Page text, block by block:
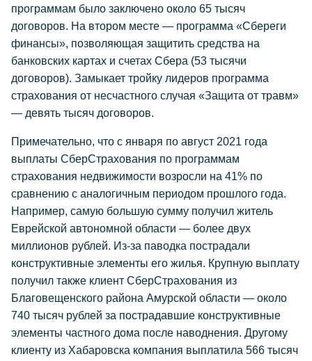
программам было заключено около 65 тысяч
договоров. На втором месте — программа «Сбереги
финансы», позволяющая защитить средства на
банковских картах и счетах Сбера (53 тысячи
договоров). Замыкает тройку лидеров программа
страхования от несчастного случая «Защита от травм»
— девять тысяч договоров.
Примечательно, что с января по август 2021 года
выплаты СберСтрахования по программам
страхования недвижимости возросли на 41% по
сравнению с аналогичным периодом прошлого года.
Например, самую большую сумму получил житель
Еврейской автономной области — более двух
миллионов рублей. Из-за паводка пострадали
конструктивные элементы его жилья. Крупную выплату
получил также клиент СберСтрахования из
Благовещенского района Амурской области — около
740 тысяч рублей за пострадавшие конструктивные
элементы частного дома после наводнения. Другому
клиенту из Хабаровска компания выплатила 566 тысяч